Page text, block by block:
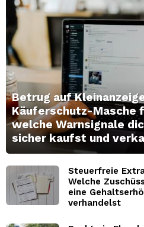
Betrug auf
Käuferschutz-Masche
welche Warnsignale
sicher kaufst und
Steuerfreie
Welche
eine
verhandelst